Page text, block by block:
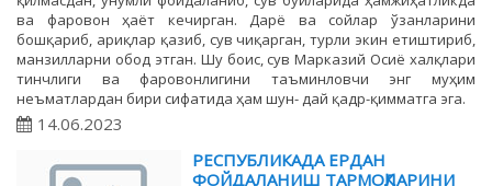
ва фаровон ҳаёт кечирган. Дарё ва сойлар ўзанларини
бошқариб, ариқлар қазиб, сув чиқарган, турли экин етиштириб,
манзилларни обод этган. Шу боис, сув Марказий Осиё халқлари
тинчлиги ва фаровонлигини таъминловчи энг муҳим
неъматлардан бири сифатида ҳам шун- дай қадр-қимматга эга.
14.06.2023
РЕСПУБЛИКАДА ЕРДАН
ФОЙДАЛАНИШ ТАРМОҚЛАРИНИ